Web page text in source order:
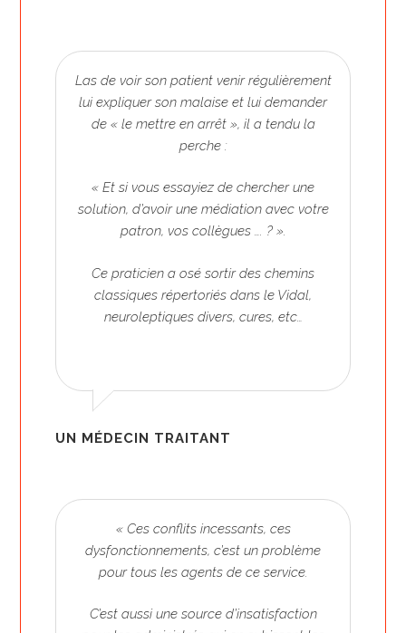
Las de voir son patient venir régulièrement
lui expliquer son malaise et lui demander
de « le mettre en arrêt », il a tendu la
perche :
« Et si vous essayiez de chercher une
solution, d’avoir une médiation avec votre
patron, vos collègues …. ? ».
Ce praticien a osé sortir des chemins
classiques répertoriés dans le Vidal,
neuroleptiques divers, cures, etc…
UN MÉDECIN TRAITANT
« Ces conflits incessants, ces
dysfonctionnements, c’est un problème
pour tous les agents de ce service.
C’est aussi une source d’insatisfaction